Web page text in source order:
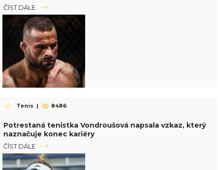
ČÍST DÁLE
Tenis | 8486
Potrestaná tenistka Vondroušová napsala vzkaz, který
naznačuje konec kariéry
ČÍST DÁLE